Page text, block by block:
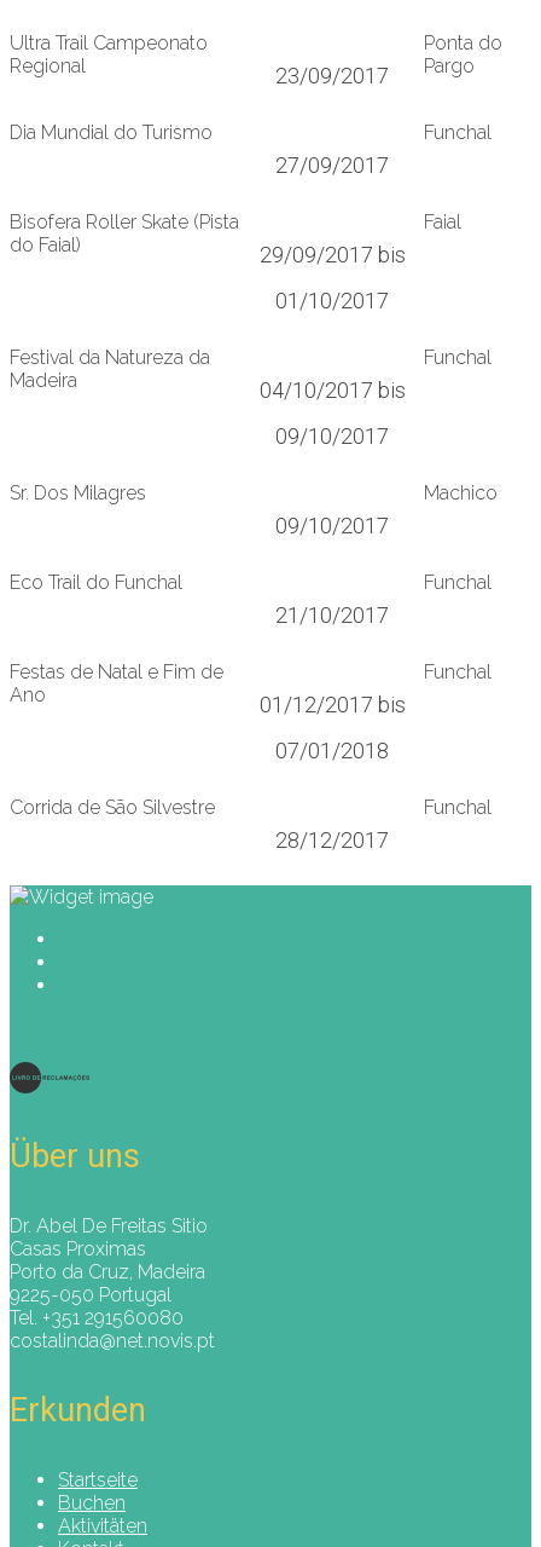
Ultra Trail Campeonato
Regional
23/09/2017
Ponta do
Pargo
Dia Mundial do Turismo
27/09/2017
Funchal
Bisofera Roller Skate (Pista
do Faial)
29/09/2017 bis
01/10/2017
Faial
Festival da Natureza da
Madeira
04/10/2017 bis
09/10/2017
Funchal
Sr. Dos Milagres
09/10/2017
Machico
Eco Trail do Funchal
21/10/2017
Funchal
Festas de Natal e Fim de
Ano
01/12/2017 bis
07/01/2018
Funchal
Corrida de São Silvestre
28/12/2017
Funchal
Über uns
Dr. Abel De Freitas Sitio
Casas Proximas
Porto da Cruz, Madeira
9225-050 Portugal
Tel. +351 291560080
costalinda@net.novis.pt
Erkunden
Startseite
Buchen
Aktivitäten